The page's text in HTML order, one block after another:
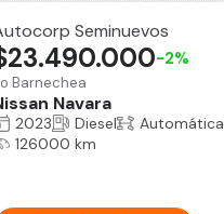
Seminuevos
Barnechea
Navara
-2%
2023 Diesel
Automática
126000 km